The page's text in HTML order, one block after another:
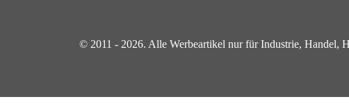
© 2011 - 2026. Alle Werbeartikel nur für Industrie, Handel,